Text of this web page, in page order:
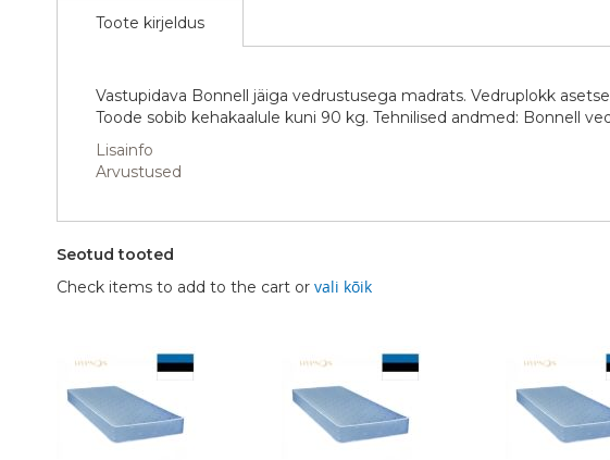
Toote kirjeldus
Vastupidava Bonnell jäiga vedrustusega madrats. Vedruplokk
Toode sobib kehakaalule kuni 90 kg. Tehnilised andmed: Bonnell
Lisainfo
Arvustused
Seotud tooted
Check items to add to the cart or vali kõik